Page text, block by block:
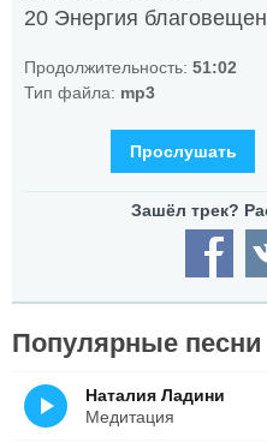
20 Энергия
Продолжительность: 51:02
Тип файла: mp3
Прослушать
Популярные
Наталия Ладини
Медитация